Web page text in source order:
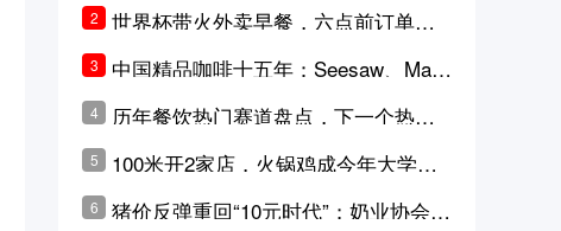
2
世界杯带火外卖早餐，六点前订单大
3
中国精品咖啡十五年：Seesaw、Man
ner、M Stand为何结出了不同的果
实？
4
历年餐饮热门赛道盘点，下一个热门
5
100米开2家店，火锅鸡成今年大学城
6
猪价反弹重回“10元时代”；奶业协会称